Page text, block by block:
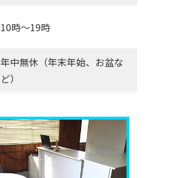
10時～19時
年中無休（年末年始、お盆な
ど）